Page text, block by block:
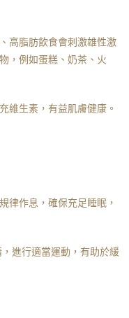
高脂肪飲食會刺激雄性激
，例如蛋糕、奶茶、火
維生素，有益肌膚健康。
律作息，確保充足睡眠，
進行適當運動，有助於緩